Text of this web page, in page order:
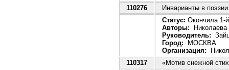
110276
Инварианты в
Статус: Окончила 1-
Авторы:
Руководитель:
Город: МОСКВА
Организация:
110317
«Мотив снежной